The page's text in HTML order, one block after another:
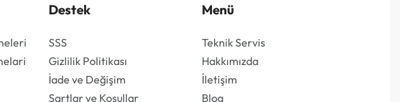
Destek
SSS
Gizlilik Politikası
İade ve Değişim
Şartlar ve Koşullar
Menü
Teknik Servis
Hakkımızda
İletişim
Blog